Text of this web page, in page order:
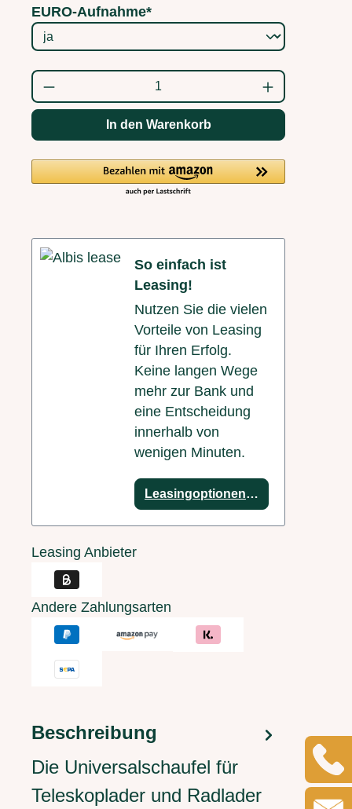
EURO-Aufnahme*
Produkt Anzahl: Gib den gewünschten
In den Warenkorb
So einfach ist
Leasing!
Nutzen Sie die vielen
Vorteile von Leasing
für Ihren Erfolg.
Keine langen Wege
mehr zur Bank und
eine Entscheidung
innerhalb von
wenigen Minuten.
Leasingoptionen anzeigen
Leasing Anbieter
Andere Zahlungsarten
Beschreibung
Die Universalschaufel für
Teleskoplader und Radlader